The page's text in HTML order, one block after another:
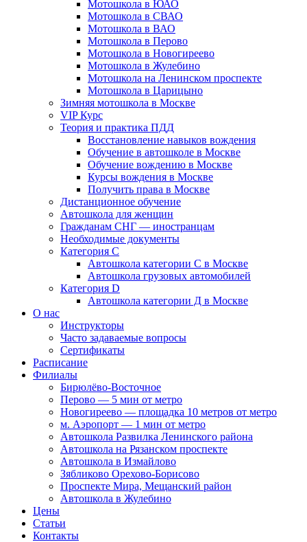
Мотошкола в ЮАО
Мотошкола в СВАО
Мотошкола в ВАО
Мотошкола в Перово
Мотошкола в Новогиреево
Мотошкола в Жулебино
Мотошкола на Ленинском проспекте
Мотошкола в Царицыно
Зимняя мотошкола в Москве
VIP Курс
Теория и практика ПДД
Восстановление навыков вождения
Обучение в автошколе в Москве
Обучение вождению в Москве
Курсы вождения в Москве
Получить права в Москве
Дистанционное обучение
Автошкола для женщин
Гражданам СНГ — иностранцам
Необходимые документы
Категория С
Автошкола категории С в Москве
Автошкола грузовых автомобилей
Категория D
Автошкола категории Д в Москве
О нас
Инструкторы
Часто задаваемые вопросы
Сертификаты
Расписание
Филиалы
Бирюлёво-Восточное
Перово — 5 мин от метро
Новогиреево — площадка 10 метров от метро
м. Аэропорт — 1 мин от метро
Автошкола Развилка Ленинского района
Автошкола на Рязанском проспекте
Автошкола в Измайлово
Зябликово Орехово-Борисово
Проспекте Мира, Мещанский район
Автошкола в Жулебино
Цены
Статьи
Контакты